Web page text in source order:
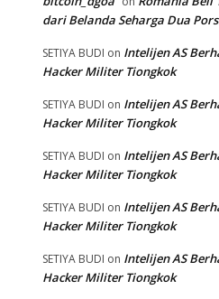
dari Belanda Seharga Dua
SETIYA BUDI on Intelijen AS
Hacker Militer Tiongkok
SETIYA BUDI on Intelijen AS
Hacker Militer Tiongkok
SETIYA BUDI on Intelijen AS
Hacker Militer Tiongkok
SETIYA BUDI on Intelijen AS
Hacker Militer Tiongkok
SETIYA BUDI on Intelijen AS
Hacker Militer Tiongkok